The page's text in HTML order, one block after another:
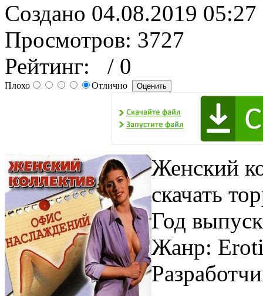
Создано 04.08.2019 05:27
Просмотров: 3727
Рейтинг:
/ 0
Плохо Отлично
Женский
скачать
Год
Жанр: